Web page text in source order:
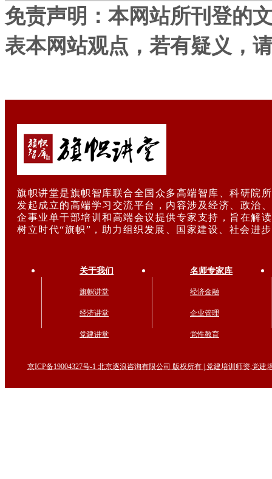
免责声明：本网站所刊登的
表本网站观点，若有疑义，
旗帜讲堂是旗帜智库联合全国众多高端智库、科研院
发起成立的高端学习交流平台，内容涉及经济、政治
企事业单干部培训和高端会议提供专家支持，旨在解
树立时代“旗帜”，助力组织发展、国家建设、社会进
关于我们
旗帜讲堂
经济讲堂
党建讲堂
名师专家库
经济金融
企业管理
党性教育
京ICP备19004327号-1 北京逐浪咨询有限公司 版权所有 | 党建培训师资,党